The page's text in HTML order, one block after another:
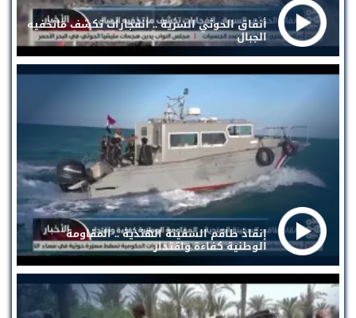
أنفاق الحوثي السرية .. انفجارات تكشف ماتخفيه
الجبال
إنقاذ طاقم السفينة الهندية .. المقاومة
الوطنية كفاءة واقتدار